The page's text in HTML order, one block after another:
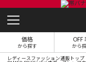
価格
から探す
OFF
から
レディースファッション通販トップ